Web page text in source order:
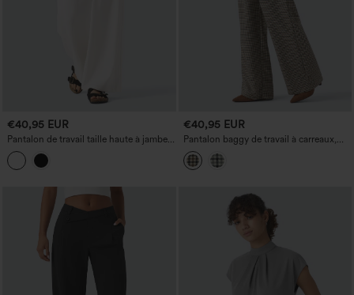
€40,95 EUR
Pantalon de travail taille haute à jambes
larges avec poches
€40,95 EUR
Pantalon baggy de travail à carreaux,
taille haute, avec poches.